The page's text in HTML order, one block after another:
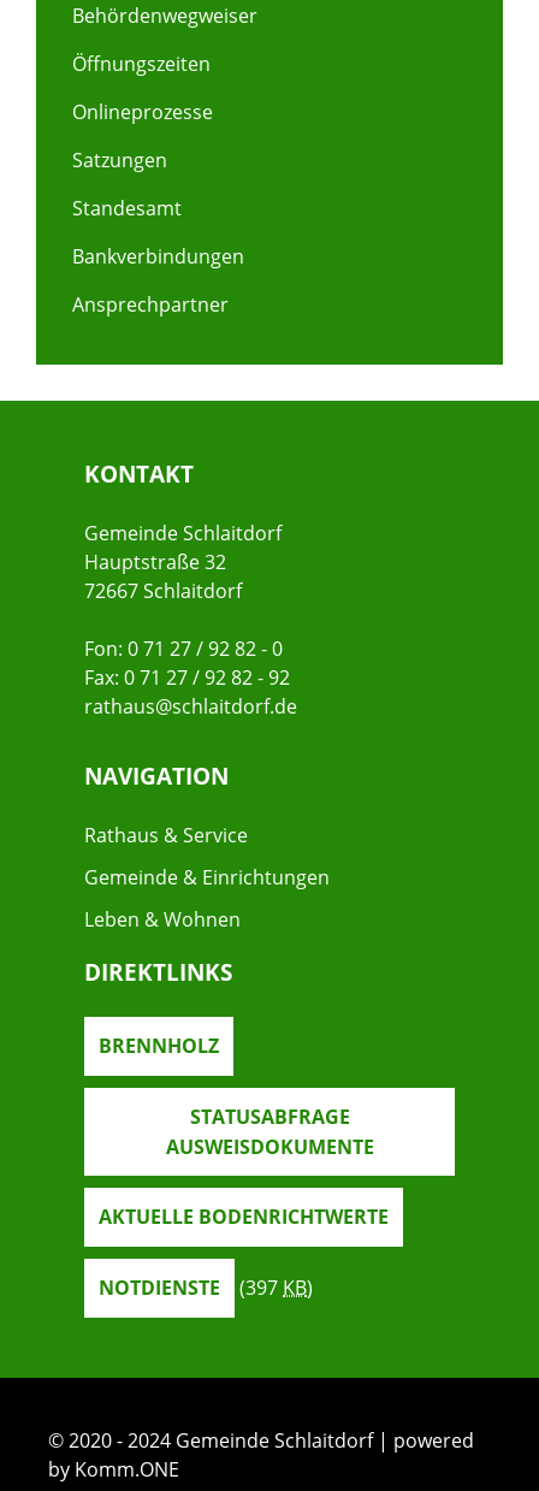
Behördenwegweiser
Öffnungszeiten
Onlineprozesse
Satzungen
Standesamt
Bankverbindungen
Ansprechpartner
KONTAKT
Gemeinde Schlaitdorf
Hauptstraße 32
72667 Schlaitdorf
Fon: 0 71 27 / 92 82 - 0
Fax: 0 71 27 / 92 82 - 92
rathaus@schlaitdorf.de
NAVIGATION
Rathaus & Service
Gemeinde & Einrichtungen
Leben & Wohnen
DIREKTLINKS
BRENNHOLZ
STATUSABFRAGE
AUSWEISDOKUMENTE
AKTUELLE BODENRICHTWERTE
NOTDIENSTE (397 KB)
© 2020 - 2024 Gemeinde Schlaitdorf | powered
by Komm.ONE